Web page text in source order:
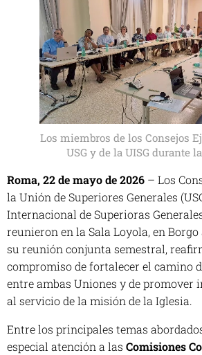
Los miembros de los Consejos
USG y de la UISG durante
Roma, 22 de mayo de 2026 – Los
la Unión de Superiores Generales
Internacional de Superioras
reunieron en la Sala Loyola, en
su reunión conjunta semestral,
compromiso de fortalecer el camino
entre ambas Uniones y de promover
al servicio de la misión de la Iglesia.
Entre los principales temas
especial atención a las Comisiones